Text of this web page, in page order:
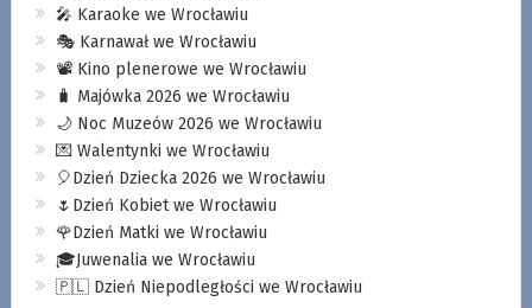
🎤 Karaoke we Wrocławiu
🎭 Karnawał we Wrocławiu
📽️ Kino plenerowe we Wrocławiu
🧳 Majówka 2026 we Wrocławiu
🌙 Noc Muzeów 2026 we Wrocławiu
💌 Walentynki we Wrocławiu
🎈Dzień Dziecka 2026 we Wrocławiu
🌷Dzień Kobiet we Wrocławiu
🌹Dzień Matki we Wrocławiu
🎓Juwenalia we Wrocławiu
🇵🇱 Dzień Niepodległości we Wrocławiu